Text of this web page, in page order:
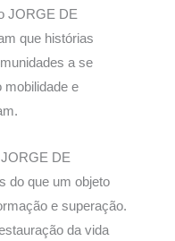
JORGE DE
que histórias
a se
mobilidade e
DE
do que um objeto
e superação.
da vida